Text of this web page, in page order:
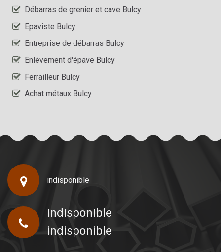
Débarras de grenier et cave Bulcy
Epaviste Bulcy
Entreprise de débarras Bulcy
Enlèvement d'épave Bulcy
Ferrailleur Bulcy
Achat métaux Bulcy
indisponible
indisponible
indisponible